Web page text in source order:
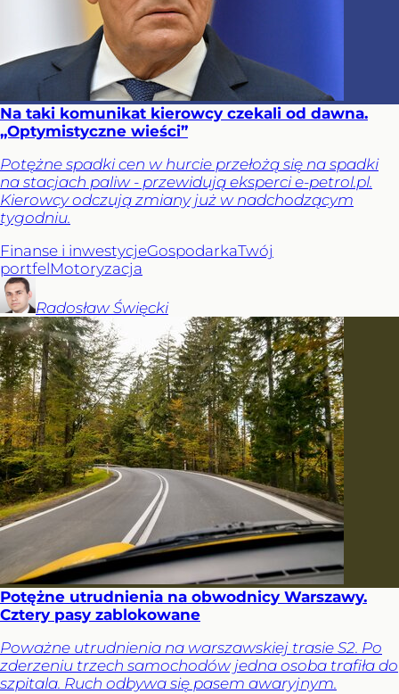
Na taki komunikat kierowcy czekali od dawna.
„Optymistyczne wieści”
Potężne spadki cen w hurcie przełożą się na spadki
na stacjach paliw - przewidują eksperci e-petrol.pl.
Kierowcy odczują zmiany już w nadchodzącym
tygodniu.
Finanse i inwestycjeGospodarkaTwój
portfelMotoryzacja
Radosław Święcki
Potężne utrudnienia na obwodnicy Warszawy.
Cztery pasy zablokowane
Poważne utrudnienia na warszawskiej trasie S2. Po
zderzeniu trzech samochodów jedna osoba trafiła do
szpitala. Ruch odbywa się pasem awaryjnym.